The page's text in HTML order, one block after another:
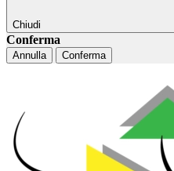
Chiudi
Conferma
Annulla Conferma